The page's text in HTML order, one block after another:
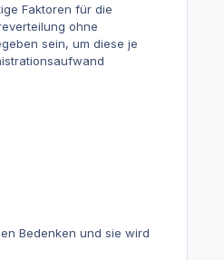
Faktoren für die
ohne
sein, um diese je
Bedenken und sie wird